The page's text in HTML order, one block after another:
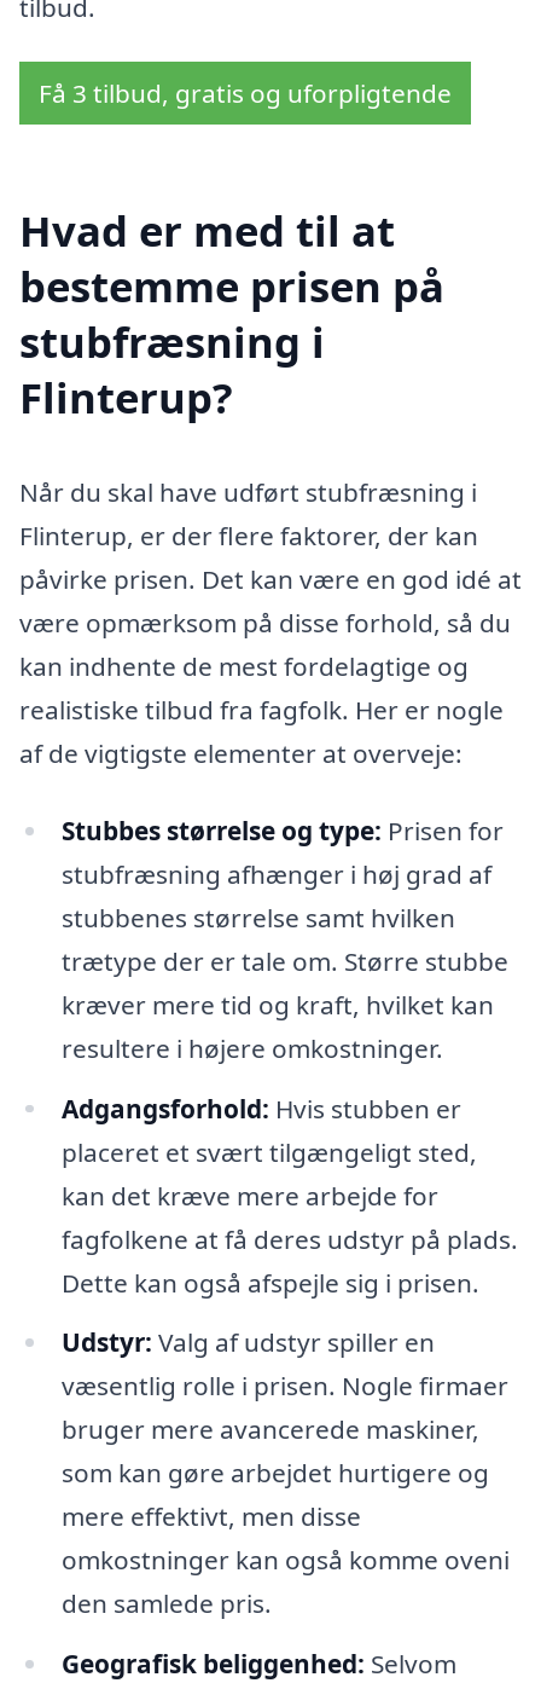
Få 3 tilbud, gratis og uforpligtende
Hvad er med til at
bestemme prisen på
stubfræsning i
Flinterup?
Når du skal have udført stubfræsning i
Flinterup, er der flere faktorer, der kan
påvirke prisen. Det kan være en god idé at
være opmærksom på disse forhold, så du
kan indhente de mest fordelagtige og
realistiske tilbud fra fagfolk. Her er nogle
af de vigtigste elementer at overveje:
Stubbes størrelse og type: Prisen for
stubfræsning afhænger i høj grad af
stubbenes størrelse samt hvilken
trætype der er tale om. Større stubbe
kræver mere tid og kraft, hvilket kan
resultere i højere omkostninger.
Adgangsforhold: Hvis stubben er
placeret et svært tilgængeligt sted,
kan det kræve mere arbejde for
fagfolkene at få deres udstyr på plads.
Dette kan også afspejle sig i prisen.
Udstyr: Valg af udstyr spiller en
væsentlig rolle i prisen. Nogle firmaer
bruger mere avancerede maskiner,
som kan gøre arbejdet hurtigere og
mere effektivt, men disse
omkostninger kan også komme oveni
den samlede pris.
Geografisk beliggenhed: Selvom